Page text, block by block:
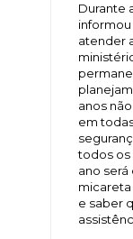
Durante
atender
anos
em
todos os
ano
e saber